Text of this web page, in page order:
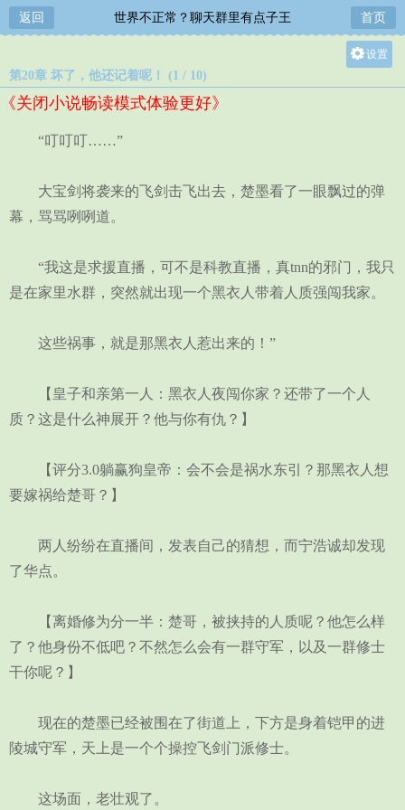
返回 世界不正常？聊天群里有点子王 首页
设置
第20章 坏了，他还记着呢！ (1 / 10)
《关闭小说畅读模式体验更好》
“叮叮叮……”
大宝剑将袭来的飞剑击飞出去，楚墨看了一眼飘过的弹
幕，骂骂咧咧道。
“我这是求援直播，可不是科教直播，真tnn的邪门，我只
是在家里水群，突然就出现一个黑衣人带着人质强闯我家。
这些祸事，就是那黑衣人惹出来的！”
【皇子和亲第一人：黑衣人夜闯你家？还带了一个人
质？这是什么神展开？他与你有仇？】
【评分3.0躺赢狗皇帝：会不会是祸水东引？那黑衣人想
要嫁祸给楚哥？】
两人纷纷在直播间，发表自己的猜想，而宁浩诚却发现
了华点。
【离婚修为分一半：楚哥，被挟持的人质呢？他怎么样
了？他身份不低吧？不然怎么会有一群守军，以及一群修士
干你呢？】
现在的楚墨已经被围在了街道上，下方是身着铠甲的进
陵城守军，天上是一个个操控飞剑门派修士。
这场面，老壮观了。